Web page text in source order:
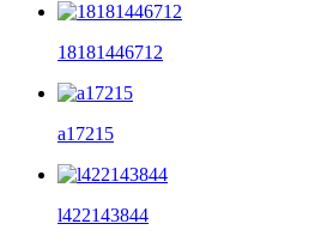
18181446712
a17215
l422143844